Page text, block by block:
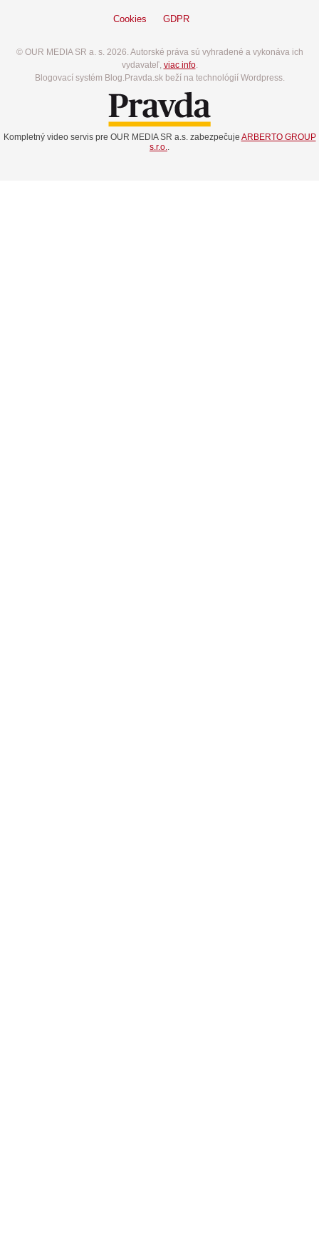
Cookies GDPR
© OUR MEDIA SR a. s. 2026. Autorské práva sú vyhradené a vykonáva ich
vydavateľ, viac info.
Blogovací systém Blog.Pravda.sk beží na technológií Wordpress.
Kompletný video servis pre OUR MEDIA SR a.s. zabezpečuje ARBERTO GROUP
s.r.o..